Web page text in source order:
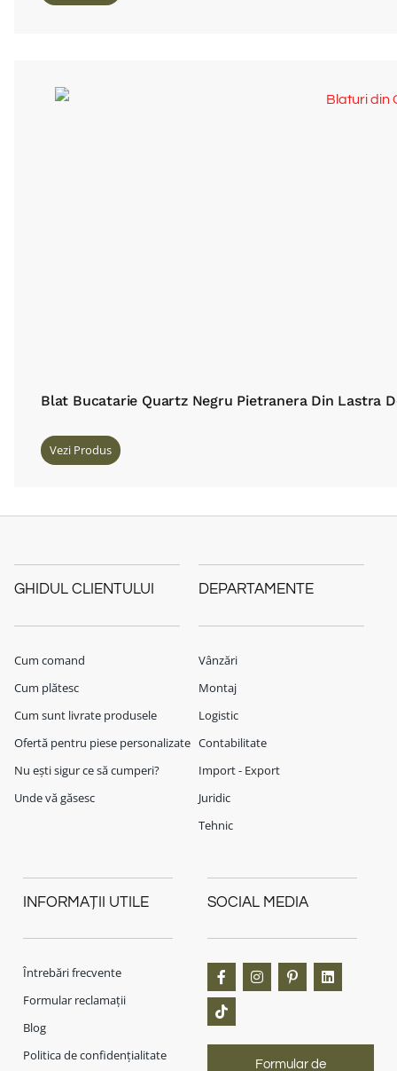
Blat Bucatarie Quartz Negru Pietranera Din Lastra
Vezi Produs
GHIDUL CLIENTULUI
Cum comand
Cum plătesc
Cum sunt livrate produsele
Ofertă pentru piese personalizate
Nu ești sigur ce să cumperi?
Unde vă găsesc
DEPARTAMENTE
Vânzări
Montaj
Logistic
Contabilitate
Import - Export
Juridic
Tehnic
INFORMAȚII UTILE
Întrebări frecvente
Formular reclamații
Blog
Politica de confidențialitate
SOCIAL MEDIA
Formular de